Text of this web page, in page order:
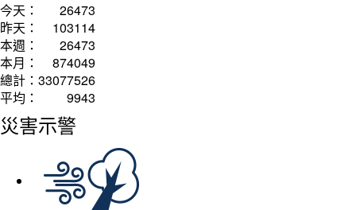
今天：
26473
昨天：
103114
本週：
26473
本月：
874049
總計： 33077526
平均：
9943
災害示警